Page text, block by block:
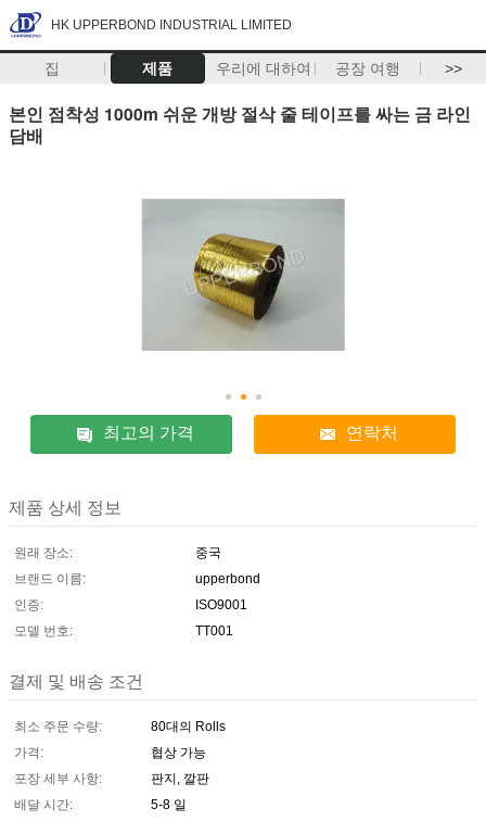
HK UPPERBOND INDUSTRIAL LIMITED
집 제품 우리에 대하여 공장 여행 >>
본인 점착성 1000m 쉬운 개방 절삭 줄 테이프를 싸는 금 라인
담배
최고의 가격 연락처
제품 상세 정보
원래 장소:
중국
브랜드 이름:
upperbond
인증:
ISO9001
모델 번호:
TT001
결제 및 배송 조건
최소 주문 수량:
80대의 Rolls
가격:
협상 가능
포장 세부 사항:
판지, 깔판
배달 시간:
5-8 일